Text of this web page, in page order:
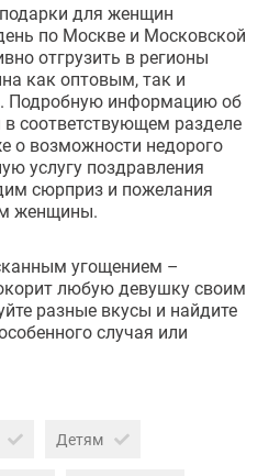
для женщин
по Москве и Московской
отгрузить в регионы
как оптовым, так и
Подробную информацию об
соответствующем разделе
о возможности недорого
услугу поздравления
сюрприз и пожелания
женщины.
угощением –
любую девушку своим
разные вкусы и найдите
случая или
Детям